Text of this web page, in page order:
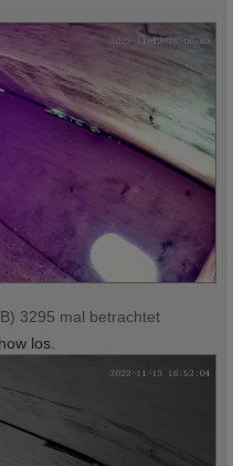
3295 mal betrachtet
los.